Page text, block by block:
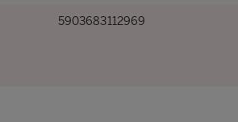
5903683112969